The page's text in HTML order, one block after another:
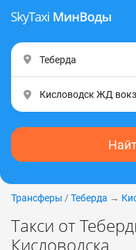
Трансферы / Теберда →
Такси от
Кисловодска